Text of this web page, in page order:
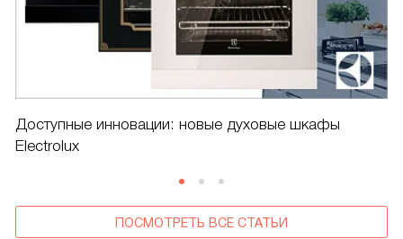
Доступные инновации: новые духовые шкафы
Electrolux
ПОСМОТРЕТЬ ВСЕ СТАТЬИ